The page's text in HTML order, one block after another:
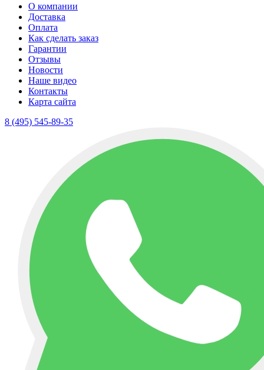
О компании
Доставка
Оплата
Как сделать заказ
Гарантии
Отзывы
Новости
Наше видео
Контакты
Карта сайта
8 (495) 545-89-35